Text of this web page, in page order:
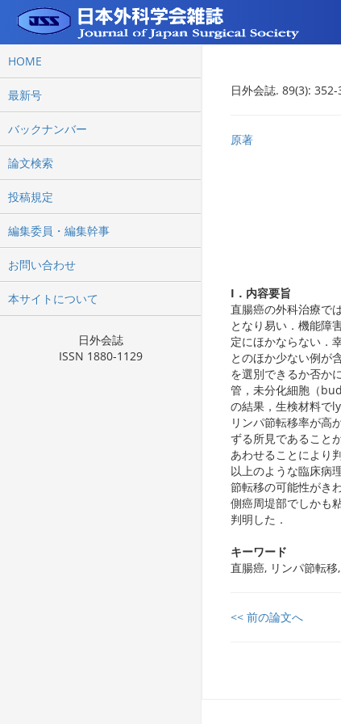
HOME
最新号
バックナンバー
論文検索
投稿規定
編集委員・編集幹事
お問い合わせ
本サイトについて
日外会誌
ISSN 1880-1129
日外会誌. 89(3):
原著
I．内容要旨
直腸癌の外科治療で
となり易い．機能障
定にほかならない．
とのほか少ない例が
を選別できるか否か
管，未分化細胞（
の結果，生検材料で
リンパ節転移率が高
ずる所見であること
あわせることにより
以上のような臨床病
節転移の可能性がき
側癌周堤部でしかも
判明した．
キーワード
直腸癌, リンパ節転
<< 前の論文へ